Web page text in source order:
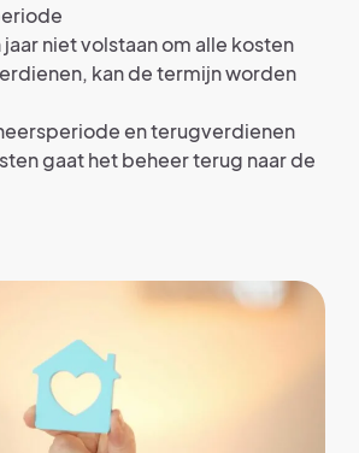
niet volstaan om alle kosten
kan de termijn worden
en terugverdienen
gaat het beheer terug naar de